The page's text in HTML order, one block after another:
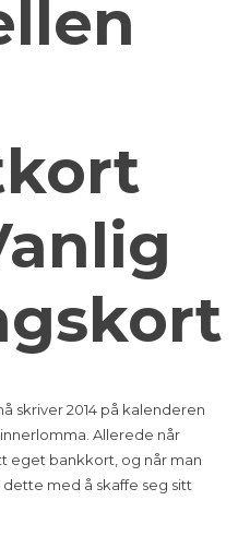
skriver 2014 på kalenderen
Allerede når
eget bankkort, og når man
med å skaffe seg sitt